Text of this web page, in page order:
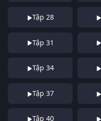
Tập 28
Tập 31
Tập 34
Tập 37
Tập 40